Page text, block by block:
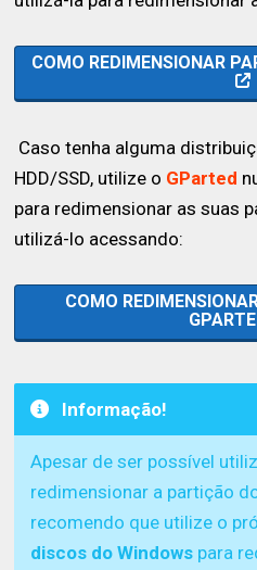
COMO REDIMENSIONAR
Caso tenha alguma
HDD/SSD, utilize o GParted
para redimensionar as suas
utilizá-lo acessando:
COMO
Informação!
Apesar de ser possível
redimensionar a partição
recomendo que utilize o
discos do Windows para